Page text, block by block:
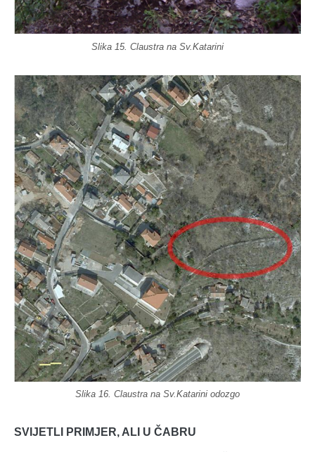
Slika 15. Claustra na Sv.Katarini
Slika 16. Claustra na Sv.Katarini odozgo
SVIJETLI PRIMJER, ALI U ČABRU